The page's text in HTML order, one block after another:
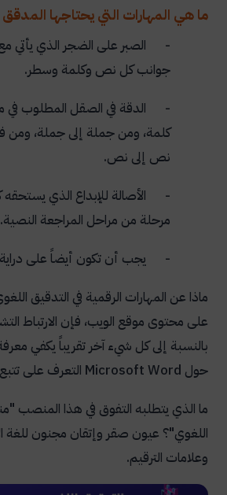
ما هي المهارات التي يحتاجها
- الصبر على الضجر الذي
جوانب كل نص وكلمة وسطر.
- الدقة في الصقل المطلوب في
كلمة، ومن جملة إلى جملة، ومن
نص إلى نص.
- الأصالة للإبداع الذي
مرحلة من مراحل المراجعة النصية.
- يجب أن تكون أيضاً على دراية
ماذا عن المهارات الرقمية في التدقيق
على محتوى موقع الويب، فإن الارتباط
بالنسبة إلى كل شيء آخر تقريباً يكفي
حول Microsoft Word التعرف على تتبع
ما الذي يتطلبه التفوق في هذا المنصب
اللغوي"؟ عيون صقر وإتقان مجنون للغة
وعلامات الترقيم.